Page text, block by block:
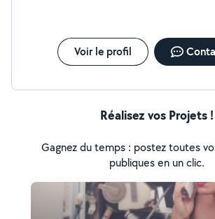
Voir le profil
Réalisez vos Projets !
Gagnez du temps : postez toutes
publiques en un clic.